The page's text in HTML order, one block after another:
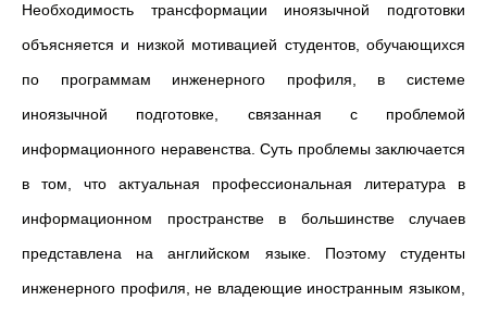
Необходимость трансформации иноязычной подготовки
объясняется и низкой мотивацией студентов, обучающихся
по программам инженерного профиля, в системе
иноязычной подготовке, связанная с проблемой
информационного неравенства. Суть проблемы заключается
в том, что актуальная профессиональная литература в
информационном пространстве в большинстве случаев
представлена на английском языке. Поэтому студенты
инженерного профиля, не владеющие иностранным языком,